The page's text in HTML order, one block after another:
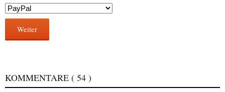
Weiter
KOMMENTARE ( 54 )